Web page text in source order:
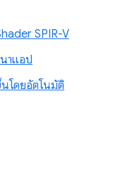
SPIR-V
าแอป
นโดยอัตโนมัติ